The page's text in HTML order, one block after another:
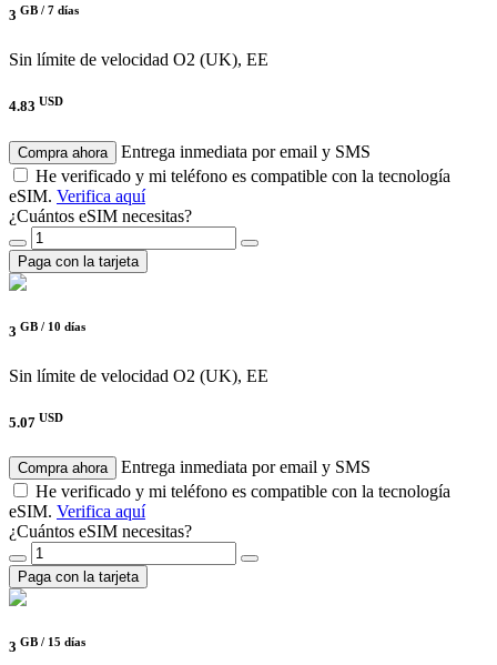
3 GB / 7 días
Sin límite de velocidad O2 (UK), EE
4.83 USD
Compra ahora
Entrega inmediata por email y SMS
He verificado y mi teléfono es compatible con la tecnología
eSIM. Verifica aquí
¿Cuántos eSIM necesitas?
Paga con la tarjeta
3 GB / 10 días
Sin límite de velocidad O2 (UK), EE
5.07 USD
Compra ahora
Entrega inmediata por email y SMS
He verificado y mi teléfono es compatible con la tecnología
eSIM. Verifica aquí
¿Cuántos eSIM necesitas?
Paga con la tarjeta
3 GB / 15 días